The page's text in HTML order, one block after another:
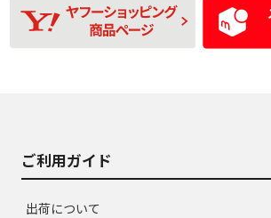
D
あり、一般的な中古
品
D
ご利用ガイド
出荷について